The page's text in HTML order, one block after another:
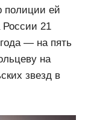
полиции ей
России 21
— на пять
на
звезд в